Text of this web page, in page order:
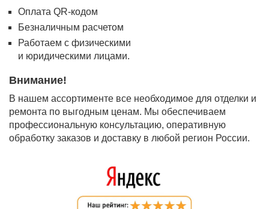
Оплата QR-кодом
Безналичным расчетом
Работаем с физическими
и юридическими лицами.
Внимание!
В нашем ассортименте все необходимое для отделки и
ремонта по выгодным ценам. Мы обеспечиваем
профессиональную консультацию, оперативную
обработку заказов и доставку в любой регион России.